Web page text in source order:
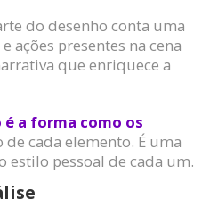
do desenho conta uma
ações presentes na cena
que enriquece a
a forma como os
de cada elemento. É uma
estilo pessoal de cada um.